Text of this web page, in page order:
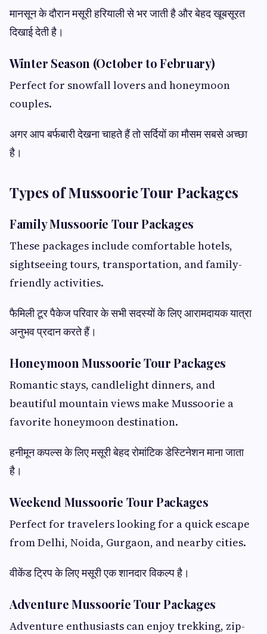
मानसून के दौरान मसूरी हरियाली से भर जाती है और बेहद खूबसूरत
दिखाई देती है।
Winter Season (October to February)
Perfect for snowfall lovers and honeymoon
couples.
अगर आप बर्फबारी देखना चाहते हैं तो सर्दियों का मौसम सबसे अच्छा
है।
Types of Mussoorie Tour Packages
Family Mussoorie Tour Packages
These packages include comfortable hotels,
sightseeing tours, transportation, and family-
friendly activities.
फैमिली टूर पैकेज परिवार के सभी सदस्यों के लिए आरामदायक यात्रा
अनुभव प्रदान करते हैं।
Honeymoon Mussoorie Tour Packages
Romantic stays, candlelight dinners, and
beautiful mountain views make Mussoorie a
favorite honeymoon destination.
हनीमून कपल्स के लिए मसूरी बेहद रोमांटिक डेस्टिनेशन माना जाता
है।
Weekend Mussoorie Tour Packages
Perfect for travelers looking for a quick escape
from Delhi, Noida, Gurgaon, and nearby cities.
वीकेंड ट्रिप के लिए मसूरी एक शानदार विकल्प है।
Adventure Mussoorie Tour Packages
Adventure enthusiasts can enjoy trekking, zip-